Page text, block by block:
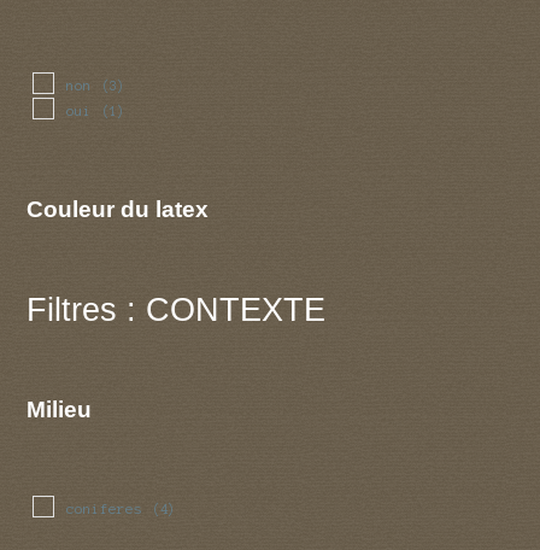
non (3)
oui (1)
Couleur du latex
Filtres : CONTEXTE
Milieu
coniferes (4)